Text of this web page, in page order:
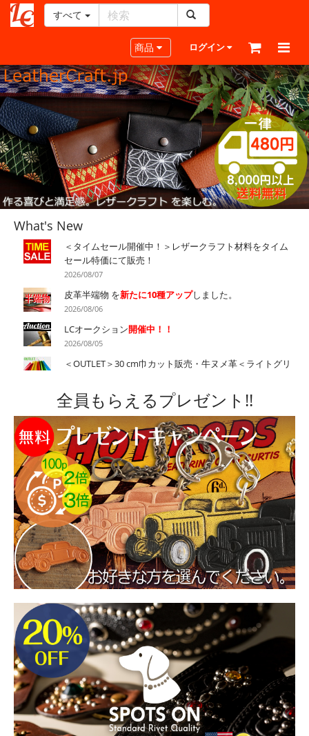
ザ
ー
ク
ラ
フ
ト・
ド
ッ
ト・
ジ
ェ
ピ
ー
すべて
Toggle navigation
商品 ログイン
What's New
＜タイムセール開催中！＞レザークラフト材料をタイム
セール特価にて販売！
2026/08/07
皮革半端物 を新たに10種アップしました。
2026/08/06
LCオークション開催中！！
2026/08/05
＜OUTLET＞30 cm巾カット販売・牛ヌメ革＜ライトグリ
2026/08/04
夏季休暇のお知らせ
2026/08/04
＜チャーム＞に、ビンテージカーチャーム（ホットロッ
ド）が新発売！
2026/08/01
ビッグサマーセール開催！工具・刻印・オイル・金具・
裁ち革が最大30％OFF!!
2026/07/31
＜OUTLET＞サドルネック・プルアップネックにホーウ
ィン・クロムエクセルなどを追加しました！
2026/07/28
＜スポッツ＞に、ラウンドヘッドスポッツ サイズサンプ
ルセット（ニッケル）が新発売！
2026/07/20
＜金具＞に、丸カン 12 mm・15 mm・18 mm・21 mm
が
新発売！
2026/07/16
新着情報をもっと見る
全員もらえるプレゼント!!